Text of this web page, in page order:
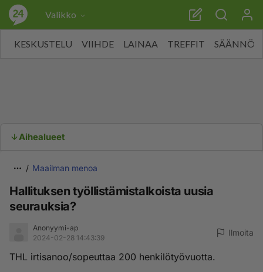
Valikko
KESKUSTELU VIIHDE LAINAA TREFFIT SÄÄNNÖT
Aihealueet
Maailman menoa
Hallituksen työllistämistalkoista uusia
seurauksia?
Anonyymi-ap
2024-02-28 14:43:39
Ilmoita
THL irtisanoo/sopeuttaa 200 henkilötyövuotta.